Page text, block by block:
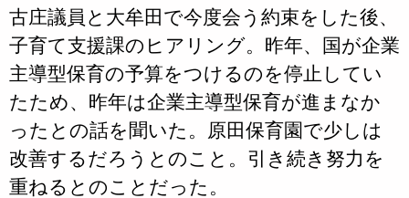
古庄議員と大牟田で今度会う約束をした後、
子育て支援課のヒアリング。昨年、国が企業
主導型保育の予算をつけるのを停止してい
たため、昨年は企業主導型保育が進まなか
ったとの話を聞いた。原田保育園で少しは
改善するだろうとのこと。引き続き努力を
重ねるとのことだった。